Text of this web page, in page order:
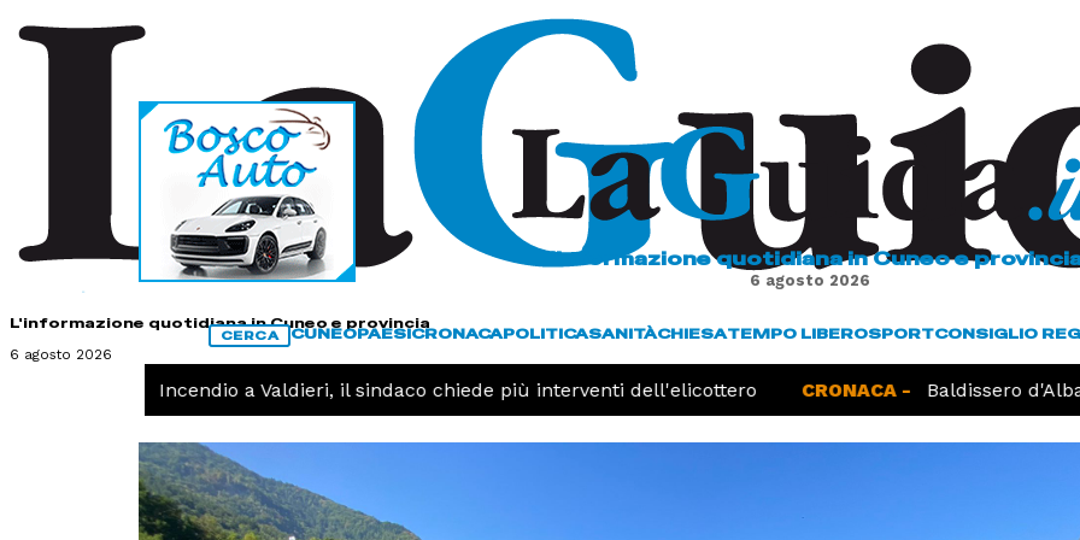
L'informazione quotidiana in Cuneo e provincia
6 agosto 2026
L'informazione quotidiana in Cuneo e
6 agosto 2026
CERCA CUNEOPAESICRONACAPOLITICASANITÀCHIESATEMPO LIBEROSPORTCONSIGLIO
Incendio a Valdieri, il sindaco chiede più interventi dell'elicottero CRONACA - Baldissero d'Alba,